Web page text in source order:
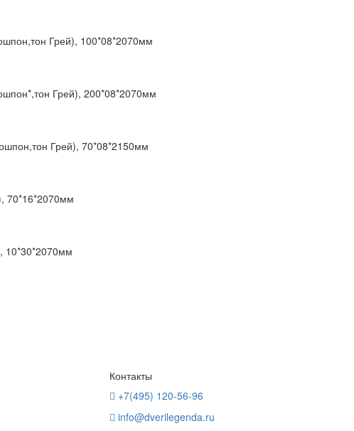
Грей), 100*08*2070мм
Грей), 200*08*2070мм
Грей), 70*08*2150мм
70*16*2070мм
10*30*2070мм
Контакты
+7(495) 120-56-96
info@dverilegenda.ru